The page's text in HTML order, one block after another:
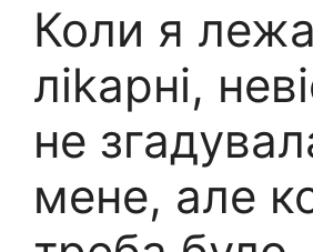
Коли я
ліkарні,
не
мене, але